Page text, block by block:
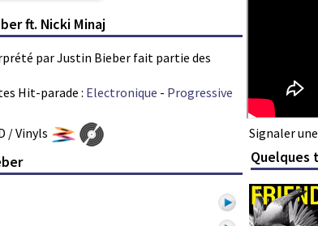
ft. Nicki Minaj
par Justin Bieber fait partie des
Hit-parade : Electronique - Progressive
Signaler une
/ Vinyls
Quelques